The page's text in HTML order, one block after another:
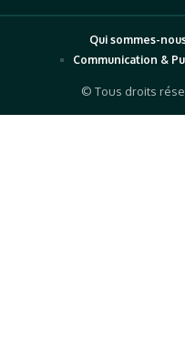
© Tous droits
Qui sommes-
Communication &